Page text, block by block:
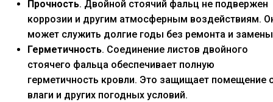
Прочность. Двойной стоячий фальц не подвержен
коррозии и другим атмосферным воздействиям.
может служить долгие годы без ремонта и
Герметичность. Соединение листов двойного
стоячего фальца обеспечивает полную
герметичность кровли. Это защищает помещение
влаги и других погодных условий.